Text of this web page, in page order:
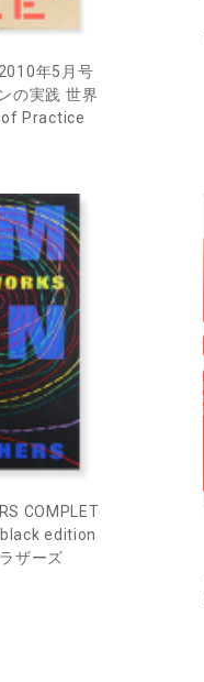
年5月号
の実践 世界
of Practice
COMPLET
black edition
ザーズ